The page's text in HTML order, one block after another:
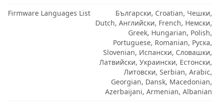
Firmware Languages List
Български, Croatian, Чешки,
Dutch, Английски, French, Немски,
Greek, Hungarian, Polish,
Portuguese, Romanian, Руска,
Slovenian, Испански, Словашки,
Латвийски, Украински, Естонски,
Литовски, Serbian, Arabic,
Georgian, Dansk, Macedonian,
Azerbaijani, Armenian, Albanian